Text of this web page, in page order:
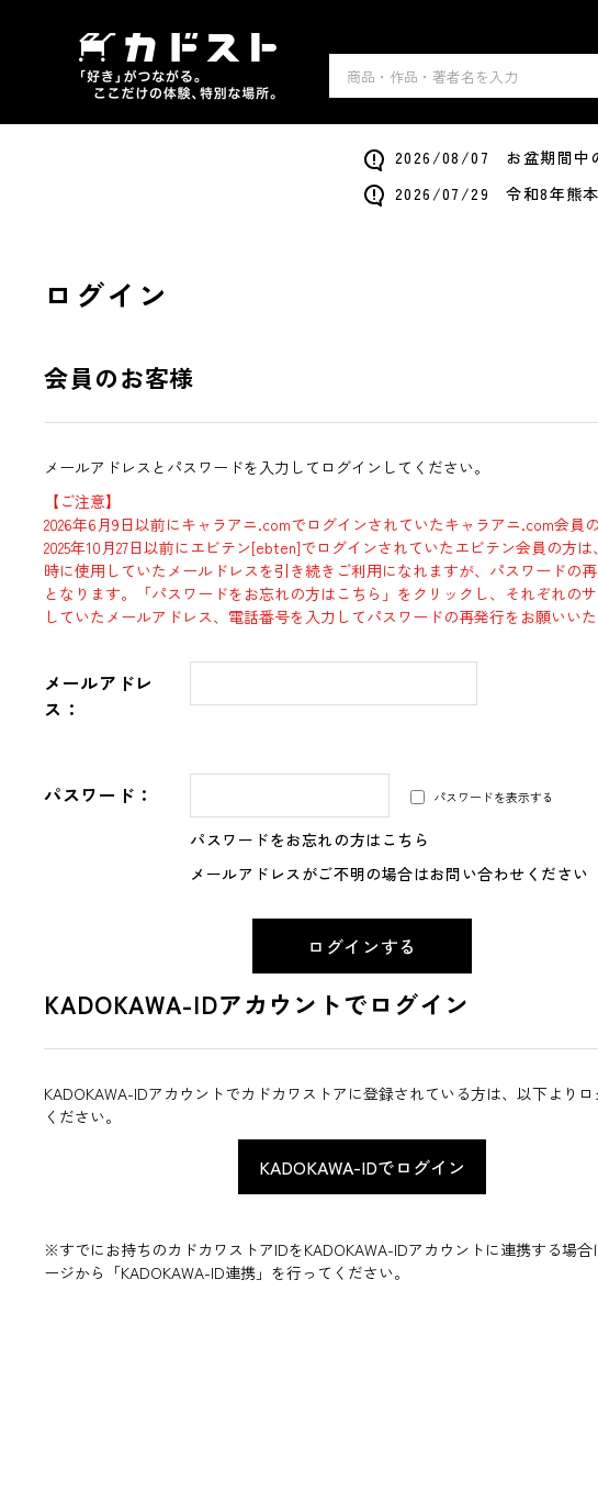
2026/08/07 お盆期間中
2026/07/29 令和8年熊本
ログイン
会員のお客様
メールアドレスとパスワードを入力してログインしてください。
【ご注意】
2026年6月9日以前にキャラアニ.comでログインされていたキャラアニ.com会員の
2025年10月27日以前にエビテン[ebten]でログインされていたエビテン会員の方
時に使用していたメールドレスを引き続きご利用になれますが、パスワードの
となります。「パスワードをお忘れの方はこちら」をクリックし、それぞれの
していたメールアドレス、電話番号を入力してパスワードの再発行をお願いいた
メールアドレ
ス：
パスワード： パスワードを表示する
パスワードをお忘れの方はこちら
メールアドレスがご不明の場合はお問い合わせください
KADOKAWA-IDアカウントでログイン
KADOKAWA-IDアカウントでカドカワストアに登録されている方は、以下よりロ
ください。
※すでにお持ちのカドカワストアIDをKADOKAWA-IDアカウントに連携する場合
ージから「KADOKAWA-ID連携」を行ってください。